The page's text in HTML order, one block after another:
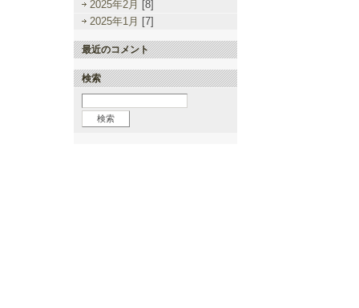
2025年2月
[8]
2025年1月
[7]
最近のコメント
検索